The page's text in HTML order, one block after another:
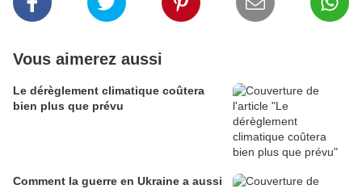
Vous aimerez aussi
Le dérèglement climatique coûtera
bien plus que prévu
Comment la guerre en Ukraine a aussi